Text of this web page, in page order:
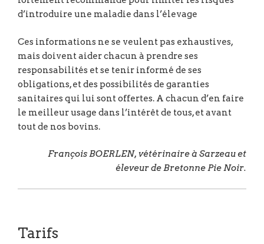
d’introduire une maladie dans l’élevage
Ces informations ne se veulent pas exhaustives,
mais doivent aider chacun à prendre ses
responsabilités et se tenir informé de ses
obligations, et des possibilités de garanties
sanitaires qui lui sont offertes. A chacun d’en faire
le meilleur usage dans l’intérêt de tous, et avant
tout de nos bovins.
François BOERLEN, vétérinaire à Sarzeau et
éleveur de Bretonne Pie Noir.
Tarifs